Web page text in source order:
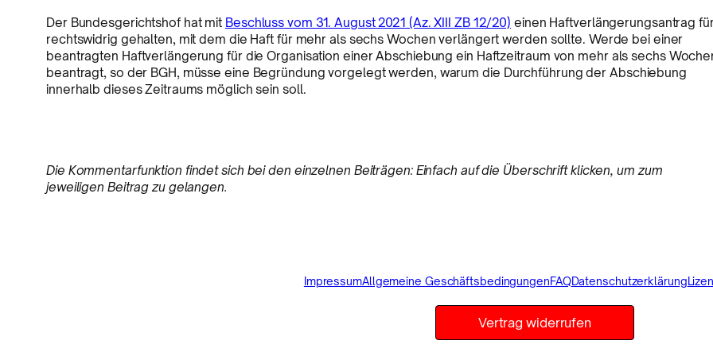
Der Bundesgerichtshof hat mit Beschluss vom 31. August 2021 (Az. XIII ZB 12/20) einen Haftverlängerungsantrag
rechtswidrig gehalten, mit dem die Haft für mehr als sechs Wochen verlängert werden sollte. Werde bei einer
beantragten Haftverlängerung für die Organisation einer Abschiebung ein Haftzeitraum von mehr als sechs
beantragt, so der BGH, müsse eine Begründung vorgelegt werden, warum die Durchführung der Abschiebung
innerhalb dieses Zeitraums möglich sein soll.
Die Kommentarfunktion findet sich bei den einzelnen Beiträgen: Einfach auf die Überschrift klicken, um zum
jeweiligen Beitrag zu gelangen.
ImpressumAllgemeine GeschäftsbedingungenFAQDatenschutzerklärung
Vertrag widerrufen